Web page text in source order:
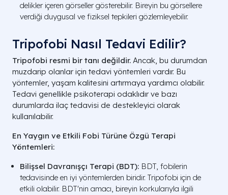
delikler içeren görseller gösterebilir. Bireyin bu görsellere
verdiği duygusal ve fiziksel tepkileri gözlemleyebilir.
Tripofobi Nasıl Tedavi Edilir?
Tripofobi resmi bir tanı değildir. Ancak, bu durumdan
muzdarip olanlar için tedavi yöntemleri vardır. Bu
yöntemler, yaşam kalitesini artırmaya yardımcı olabilir.
Tedavi genellikle psikoterapi odaklıdır ve bazı
durumlarda ilaç tedavisi de destekleyici olarak
kullanılabilir.
En Yaygın ve Etkili Fobi Türüne Özgü Terapi
Yöntemleri:
Bilişsel Davranışçı Terapi (BDT): BDT, fobilerin
tedavisinde en iyi yöntemlerden biridir. Tripofobi için de
etkili olabilir. BDT'nin amacı, bireyin korkularıyla ilgili